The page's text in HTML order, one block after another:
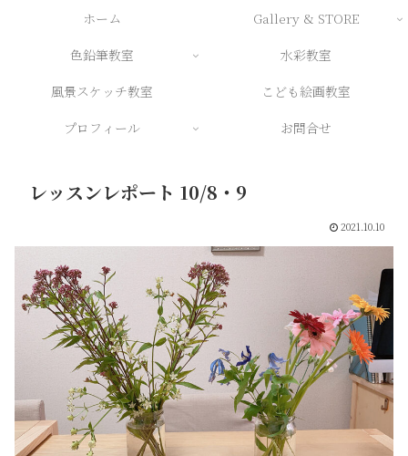
ホーム
Gallery & STORE
色鉛筆教室
水彩教室
風景スケッチ教室
こども絵画教室
プロフィール
お問合せ
レッスンレポート 10/8・9
2021.10.10